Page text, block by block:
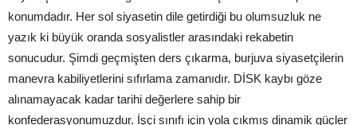
konumdadır. Her sol siyasetin dile getirdiği bu olumsuzluk ne
yazık ki büyük oranda sosyalistler arasındaki rekabetin
sonucudur. Şimdi geçmişten ders çıkarma, burjuva siyasetçilerin
manevra kabiliyetlerini sıfırlama zamanıdır. DİSK kaybı göze
alınamayacak kadar tarihi değerlere sahip bir
konfederasyonumuzdur. İşçi sınıfı için yola çıkmış dinamik güçler